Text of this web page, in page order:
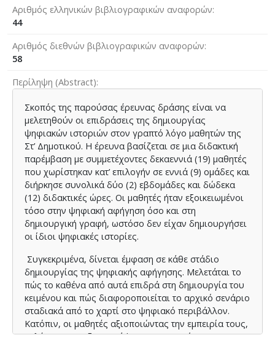
Αριθμός ελληνικών βιβλιογραφικών αναφορών
44
Αριθμός διεθνών βιβλιογραφικών αναφορών
58
Περίληψη (Abstract)
Σκοπός της παρούσας έρευνας δράσης είναι να
μελετηθούν οι επιδράσεις της δημιουργίας
ψηφιακών ιστοριών στον γραπτό λόγο μαθητών της
Στ’ Δημοτικού. Η έρευνα βασίζεται σε μια διδακτική
παρέμβαση με συμμετέχοντες δεκαεννιά (19) μαθητές
που χωρίστηκαν κατ’ επιλογήν σε εννιά (9) ομάδες και
διήρκησε συνολικά δύο (2) εβδομάδες και δώδεκα
(12) διδακτικές ώρες. Οι μαθητές ήταν εξοικειωμένοι
τόσο στην ψηφιακή αφήγηση όσο και στη
δημιουργική γραφή, ωστόσο δεν είχαν δημιουργήσει
οι ίδιοι ψηφιακές ιστορίες.
Συγκεκριμένα, δίνεται έμφαση σε κάθε στάδιο
δημιουργίας της ψηφιακής αφήγησης. Μελετάται το
πώς το καθένα από αυτά επιδρά στη δημιουργία του
κειμένου και πώς διαφοροποιείται το αρχικό σενάριο
σταδιακά από το χαρτί στο ψηφιακό περιβάλλον.
Κατόπιν, οι μαθητές αξιοποιώντας την εμπειρία τους,
καλέστηκαν να ξαναγράψουν την ιστορία τους